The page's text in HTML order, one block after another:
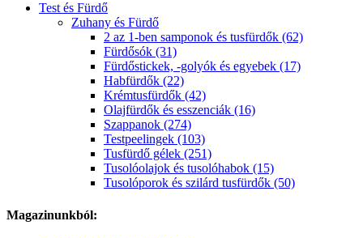
Test és Fürdő
Zuhany és Fürdő
2 az 1-ben samponok és tusfürdők (62)
Fürdősók (31)
Fürdőstickek, -golyók és egyebek (17)
Habfürdők (22)
Krémtusfürdők (42)
Olajfürdők és esszenciák (16)
Szappanok (274)
Testpeelingek (103)
Tusfürdő gélek (251)
Tusolóolajok és tusolóhabok (15)
Tusolóporok és szilárd tusfürdők (50)
Magazinunkból: